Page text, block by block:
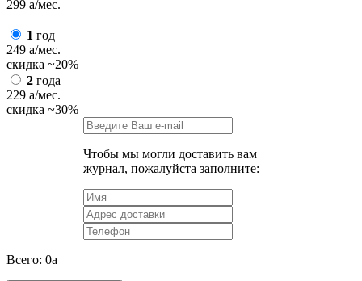
299 a/мес.
1 год
249 a/мес.
скидка ~20%
2 года
229 a/мес.
скидка ~30%
Чтобы мы могли доставить вам
журнал, пожалуйста заполните:
Всего: 0a